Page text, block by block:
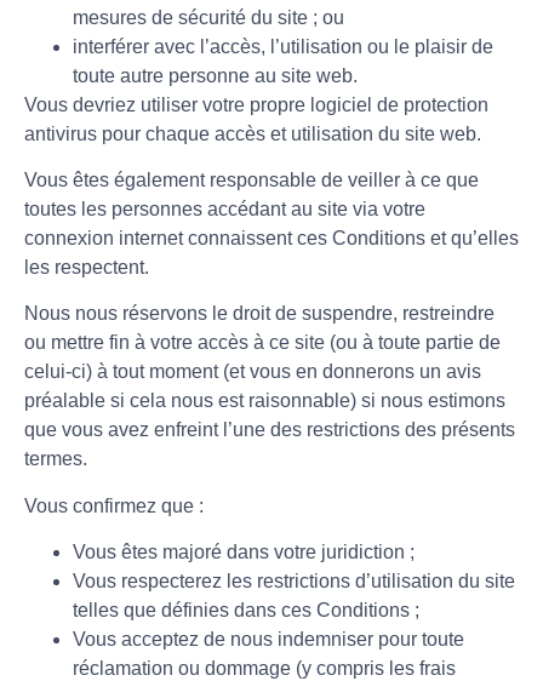
mesures de sécurité du site ; ou
interférer avec l’accès, l’utilisation ou le plaisir de
toute autre personne au site web.
Vous devriez utiliser votre propre logiciel de protection
antivirus pour chaque accès et utilisation du site web.
Vous êtes également responsable de veiller à ce que
toutes les personnes accédant au site via votre
connexion internet connaissent ces Conditions et qu’elles
les respectent.
Nous nous réservons le droit de suspendre, restreindre
ou mettre fin à votre accès à ce site (ou à toute partie de
celui-ci) à tout moment (et vous en donnerons un avis
préalable si cela nous est raisonnable) si nous estimons
que vous avez enfreint l’une des restrictions des présents
termes.
Vous confirmez que :
Vous êtes majoré dans votre juridiction ;
Vous respecterez les restrictions d’utilisation du site
telles que définies dans ces Conditions ;
Vous acceptez de nous indemniser pour toute
réclamation ou dommage (y compris les frais